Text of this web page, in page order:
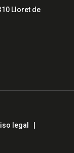
Lloret de
legal